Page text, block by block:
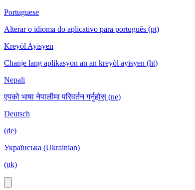
Portuguese
Alterar o idioma do aplicativo para português (pt)
Kreyòl Ayisyen
Chanje lang aplikasyon an an kreyòl ayisyen (ht)
Nepali
एपको भाषा नेपालीमा परिवर्तन गर्नुहोस् (ne)
Deutsch
(de)
Українська (Ukrainian)
(uk)